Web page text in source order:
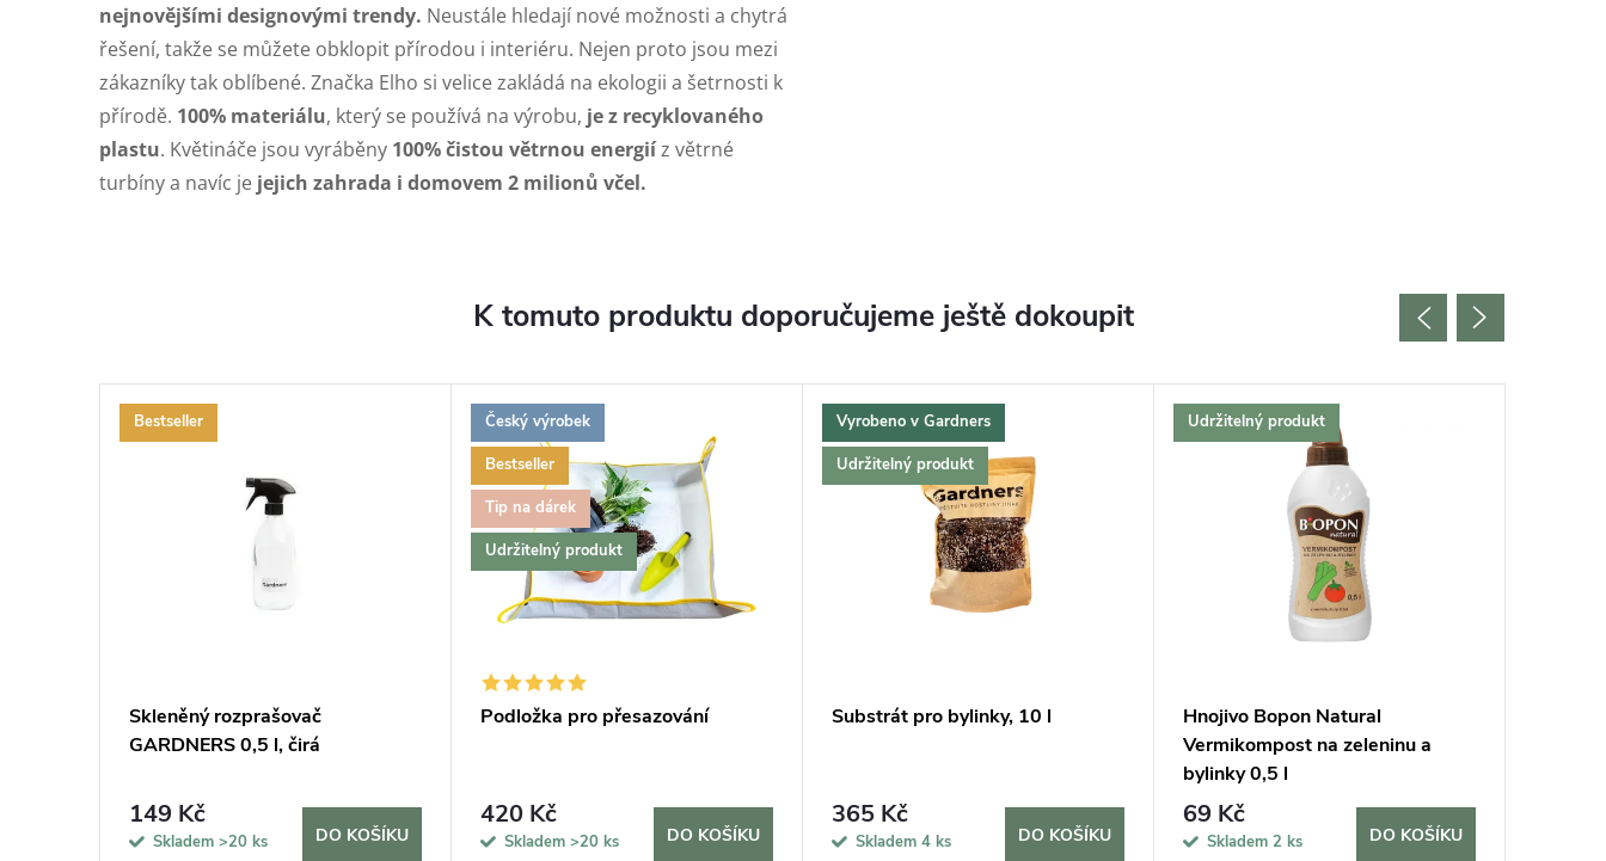
nejnovějšími designovými trendy. Neustále hledají nové možnosti a chytrá
řešení, takže se můžete obklopit přírodou i interiéru. Nejen proto jsou mezi
zákazníky tak oblíbené. Značka Elho si velice zakládá na ekologii a šetrnosti k
přírodě. 100% materiálu, který se používá na výrobu, je z recyklovaného
plastu. Květináče jsou vyráběny 100% čistou větrnou energiíz větrné
turbíny a navíc je jejich zahrada i domovem 2 milionů včel.
K tomuto produktu doporučujeme ještě dokoupit
Bestseller
Skleněný rozprašovač
GARDNERS 0,5 l, čirá
149 Kč
Skladem >20 ks DO KOŠÍKU
Český výrobek
Bestseller
Tip na dárek
Udržitelný produkt
Podložka pro přesazování
420 Kč
Skladem >20 ks DO KOŠÍKU
Vyrobeno v Gardners
Udržitelný produkt
Substrát pro bylinky, 10 l
365 Kč
Skladem 4 ks DO KOŠÍKU
Udržitelný produkt
Hnojivo Bopon Natural
Vermikompost na zeleninu a
bylinky 0,5 l
69 Kč
Skladem 2 ks DO KOŠÍKU